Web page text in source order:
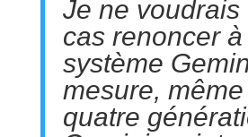
Je ne voudrais
cas renoncer
système
mesure,
quatre